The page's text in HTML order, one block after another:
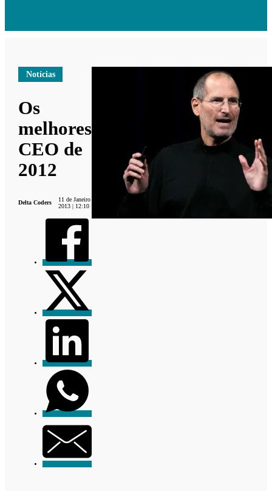
Notícias
Os
melhores
CEO de
2012
Delta Coders
11 de Janeiro
2013 | 12:10